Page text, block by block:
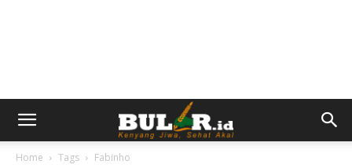
Home Tags Fabinho